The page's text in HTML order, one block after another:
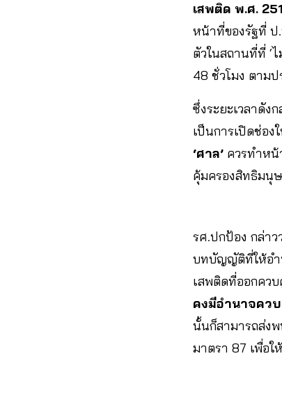
เสพติด พ.ศ.
หน้าที่ของรัฐที่ ป
ตัวในสถานที่ที่ ‘
48 ชั่วโมง ตาม
ซึ่งระยะเวลาดัง
เป็นการเปิดช่อ
‘ศาล’ ควรทำหน้
คุ้มครองสิทธิมนุ
รศ.ปกป้อง กล่า
บทบัญญัติที่ให้อำ
เสพติดที่ออกคว
คงมีอำนาจคว
นั้นก็สามารถส่ง
มาตรา 87 เพื่อใ